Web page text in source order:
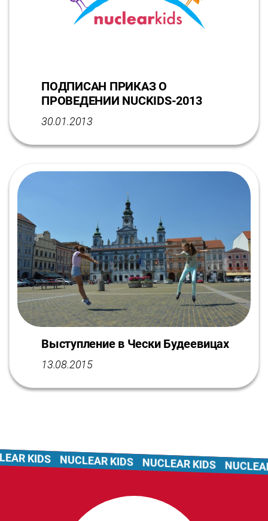
ПОДПИСАН ПРИКАЗ О
ПРОВЕДЕНИИ NUCKIDS-2013
30.01.2013
Выступление в Чески Будеевицах
13.08.2015
KIDS NUCLEAR KIDS NUCLEAR KIDS